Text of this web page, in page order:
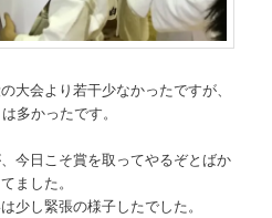
大会より若干少なかったですが、
多かったです。
今日こそ賞を取ってやるぞとばか
ました。
少し緊張の様子したでした。